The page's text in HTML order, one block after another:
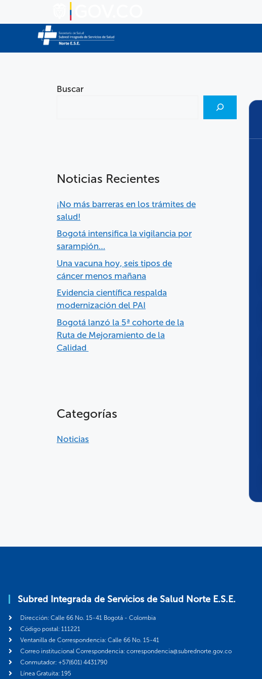
Buscar
Noticias Recientes
¡No más barreras en los trámites de
salud!
Bogotá intensifica la vigilancia por
sarampión…
Una vacuna hoy, seis tipos de
cáncer menos mañana
Evidencia científica respalda
modernización del PAI
Bogotá lanzó la 5ª cohorte de la
Ruta de Mejoramiento de la
Calidad
Categorías
Noticias
Subred Integrada de Servicios de Salud Norte E.S.E.
Dirección: Calle 66 No. 15-41 Bogotá - Colombia
Código postal: 111221
Ventanilla de Correspondencia: Calle 66 No. 15-41
Correo institucional Correspondencia: correspondencia@subrednorte.gov.co
Conmutador: +57(601) 4431790
Línea Gratuita: 195